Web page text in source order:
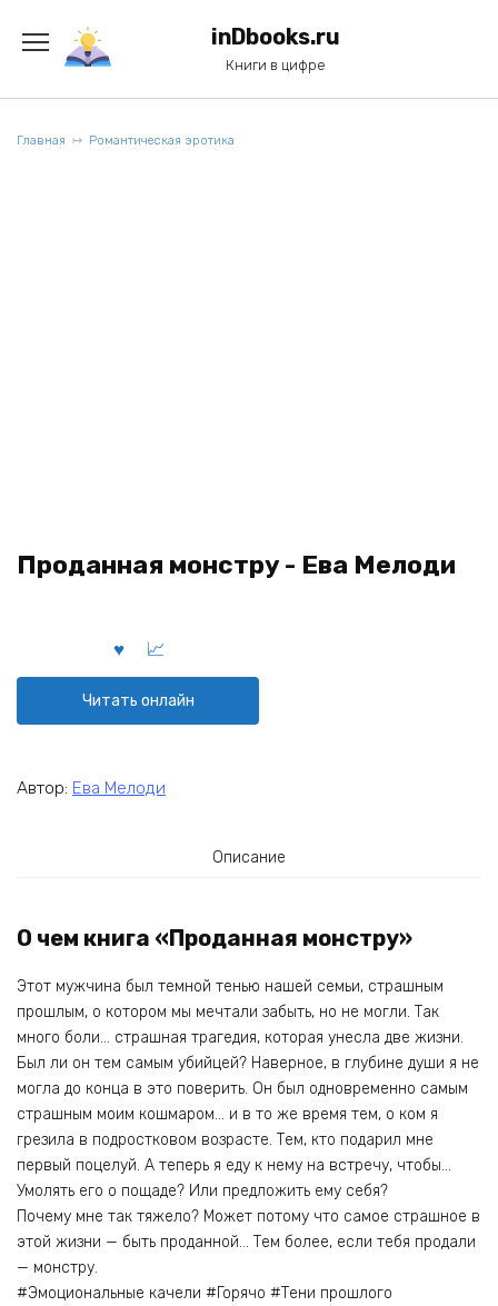
содержанию
inDbooks.ru
Книги в цифре
Главная Романтическая эротика
Проданная монстру - Ева Мелоди
Читать онлайн
Автор: Ева Мелоди
Описание
О чем книга «Проданная монстру»
Этот мужчина был темной тенью нашей семьи, страшным
прошлым, о котором мы мечтали забыть, но не могли. Так
много боли… страшная трагедия, которая унесла две жизни.
Был ли он тем самым убийцей? Наверное, в глубине души я не
могла до конца в это поверить. Он был одновременно самым
страшным моим кошмаром… и в то же время тем, о ком я
грезила в подростковом возрасте. Тем, кто подарил мне
первый поцелуй. А теперь я еду к нему на встречу, чтобы…
Умолять его о пощаде? Или предложить ему себя?
Почему мне так тяжело? Может потому что самое страшное в
этой жизни — быть проданной… Тем более, если тебя продали
— монстру.
#Эмоциональные качели #Горячо #Тени прошлого